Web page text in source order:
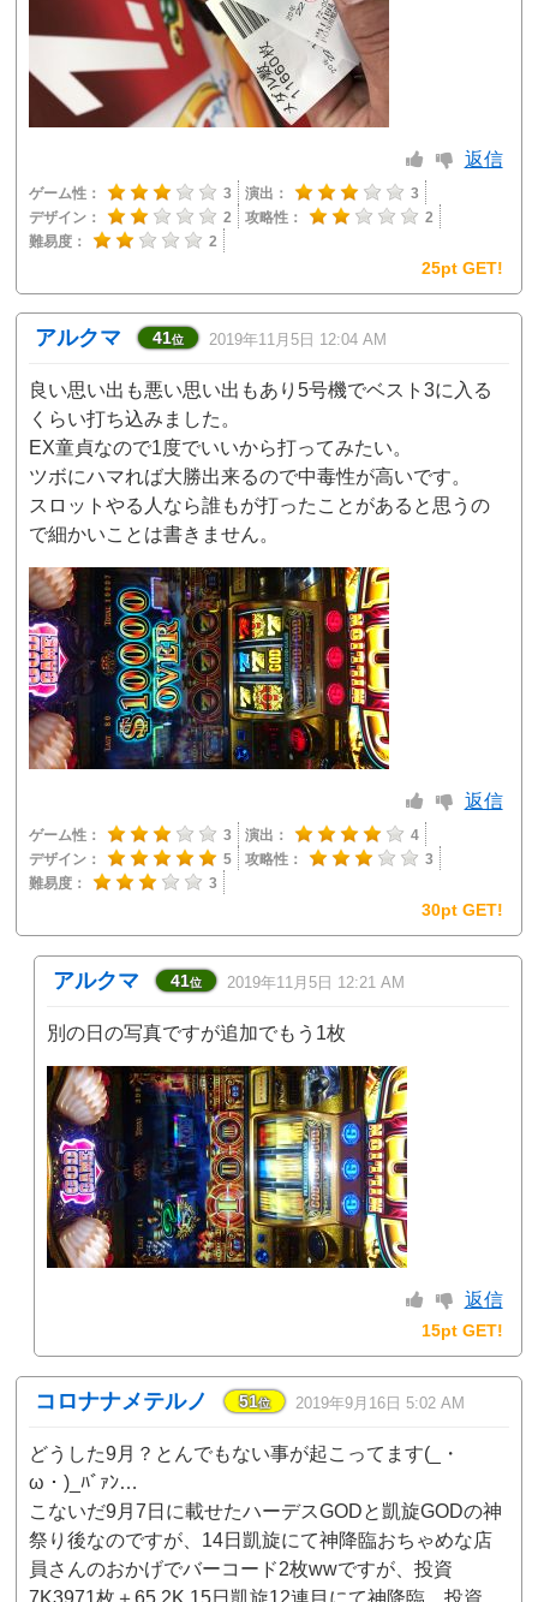
返信
ゲーム性： 3 演出：
3
デザイン：
2 攻略性：
2
難易度：
2
25pt GET!
アルクマ 41位 2019年11月5日 12:04 AM
良い思い出も悪い思い出もあり5号機でベスト3に入る
くらい打ち込みました。
EX童貞なので1度でいいから打ってみたい。
ツボにハマれば大勝出来るので中毒性が高いです。
スロットやる人なら誰もが打ったことがあると思うの
で細かいことは書きません。
返信
ゲーム性： 3 演出：
4
デザイン：
5 攻略性：
3
難易度：
3
30pt GET!
アルクマ 41位 2019年11月5日 12:21 AM
別の日の写真ですが追加でもう1枚
返信
15pt GET!
コロナナメテルノ 51位 2019年9月16日 5:02 AM
どうした9月？とんでもない事が起こってます(_・
ω・)_ﾊﾞｧﾝ…
こないだ9月7日に載せたハーデスGODと凱旋GODの神
祭り後なのですが、14日凱旋にて神降臨おちゃめな店
員さんのおかげでバーコード2枚wwですが、投資
7K3971枚＋65.2K 15日凱旋12連目にて神降臨、投資